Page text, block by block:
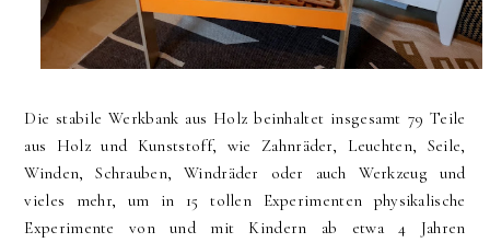
Die stabile Werkbank aus Holz beinhaltet insgesamt 79 Teile
aus Holz und Kunststoff, wie Zahnräder, Leuchten, Seile,
Winden, Schrauben, Windräder oder auch Werkzeug und
vieles mehr, um in 15 tollen Experimenten physikalische
Experimente von und mit Kindern ab etwa 4 Jahren